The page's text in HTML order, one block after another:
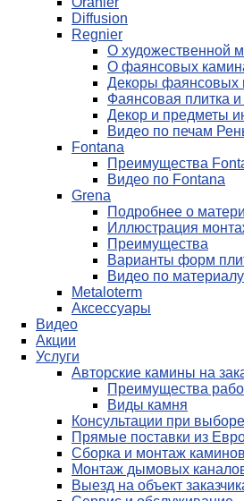
Diffusion
Regnier
О художественной
О фаянсовых
Декоры фаянсовых
Фаянсовая плитка
Декор и предметы
Видео по печам
Fontana
Преимущества
Видео по Fontana
Grena
Подробнее о
Иллюстрация
Преимущества
Варианты форм
Видео по
Metaloterm
Аксессуары
Видео
Акции
Услуги
Авторские камины на
Преимущества
Виды камня
Консультации при
Прямые поставки из
Сборка и монтаж каминов
Монтаж дымовых
Выезд на объект